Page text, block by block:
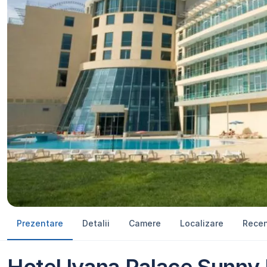
Prezentare Detalii Camere Localizare